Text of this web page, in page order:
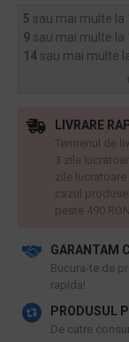
5 sau mai multe la
9 sau mai multe la
14 sau mai multe
GARANTAM
​Bucura-te de
rapida!
PRODUSUL
De catre
LIVRARE
Termenul de
3 zile
zile
cazul
peste 490